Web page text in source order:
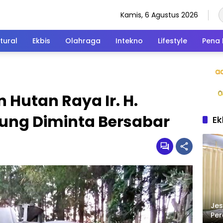
Kamis, 6 Agustus 2026
Ekbis Olahraga Intekno Lifestyle Pena
Raya Ir. H.
Diminta Bersabar